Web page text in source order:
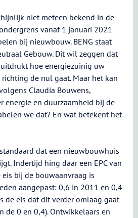
niet meteen bekend in de
vanaf 1 januari 2021
bij nieuwbouw. BENG staat
Gebouw. Dit wil zeggen dat
hoe energiezuinig uw
de nul gaat. Maar het kan
Claudia Bouwens,
energie en duurzaamheid bij de
we dat? En wat betekent het
dat een nieuwbouwhuis
Indertijd hing daar een EPC van
bij de bouwaanvraag is
aangepast: 0,6 in 2011 en 0,4
de eis dat dit verder omlaag gaat
de 0 en 0,4). Ontwikkelaars en